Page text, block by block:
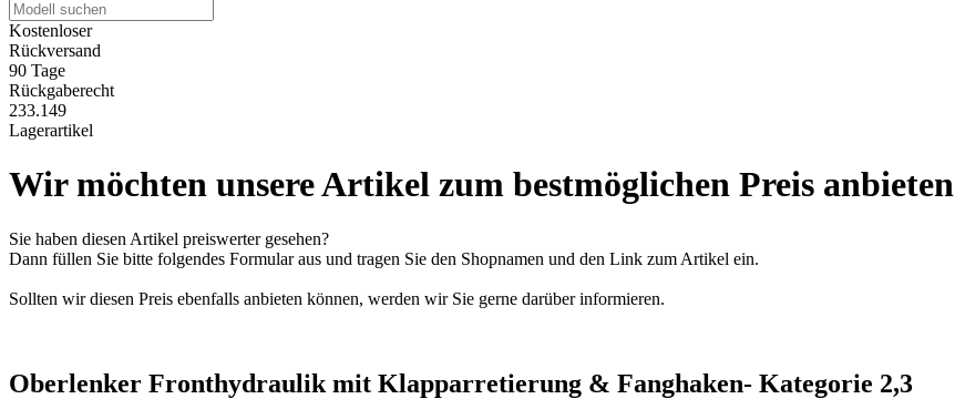
Kostenloser
Rückversand
90 Tage
Rückgaberecht
233.149
Lagerartikel
Wir möchten unsere Artikel zum bestmöglichen Preis anbieten
Sie haben diesen Artikel preiswerter gesehen?
Dann füllen Sie bitte folgendes Formular aus und tragen Sie den Shopnamen und den Link zum Artikel ein.
Sollten wir diesen Preis ebenfalls anbieten können, werden wir Sie gerne darüber informieren.
Oberlenker Fronthydraulik mit Klapparretierung & Fanghaken- Kategorie 2,3